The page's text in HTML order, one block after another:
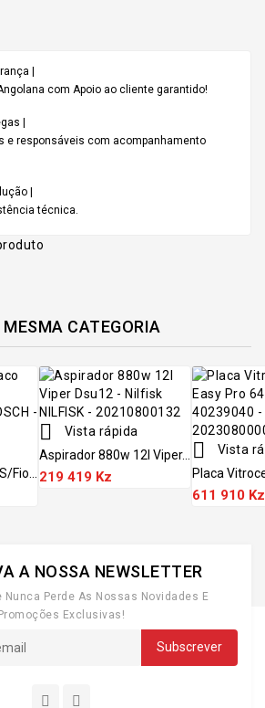
|
com Apoio ao cliente garantido!
|
e responsáveis com acompanhamento
|
técnica.
CATEGORIA
fio...

Vista rápida
Aspirador 880w 12l Viper...
219 419 Kz

Vista
Placa
611 910 Kz
A NOSSA NEWSLETTER
Nunca Perde As Nossas Novidades E
Exclusivas!